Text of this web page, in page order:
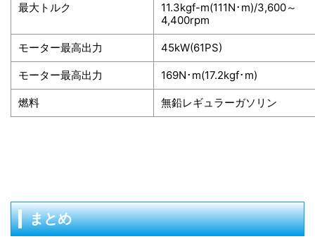
最大トルク
11.3kgf-m(111N･m)/3,600～
4,400rpm
モーター最高出力 45kW(61PS)
モーター最高出力 169N･m(17.2kgf･m)
燃料 無鉛レギュラーガソリン
まとめ